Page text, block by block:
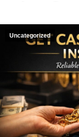
Uncategorized